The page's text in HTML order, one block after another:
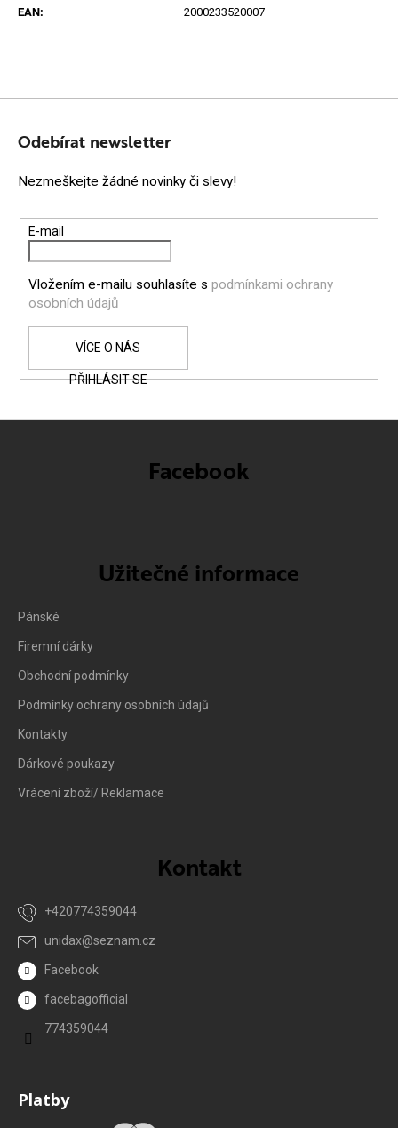
EAN: 2000233520007
Z
Odebírat newsletter
Nezmeškejte žádné novinky či slevy!
E-mail
Vložením e-mailu souhlasíte s podmínkami ochrany
osobních údajů
PŘIHLÁSIT SE
Facebook
Užitečné informace
Pánské
Firemní dárky
Obchodní podmínky
Podmínky ochrany osobních údajů
Kontakty
Dárkové poukazy
Vrácení zboží/ Reklamace
Kontakt
unidax@seznam.cz
+420774359044
Facebook
facebagofficial
774359044
Platby